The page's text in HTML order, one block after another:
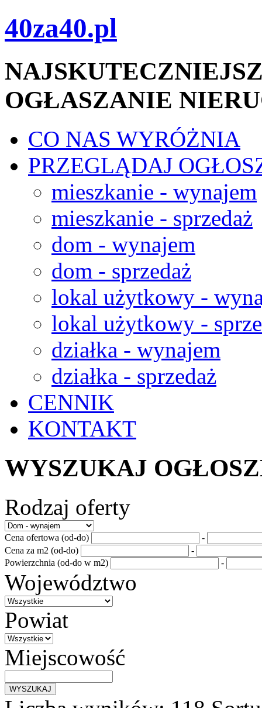
40za40.pl
OGŁASZANIE
CO NAS WYRÓŻNIA
PRZEGLĄDAJ
mieszkanie - wynajem
mieszkanie - sprzedaż
dom - wynajem
dom - sprzedaż
lokal użytkowy -
lokal użytkowy -
działka - wynajem
działka - sprzedaż
CENNIK
KONTAKT
WYSZUKAJ
Rodzaj oferty
Cena ofertowa (od-do)
-
Cena za m2 (od-do)
-
Powierzchnia (od-do w m2)
-
Województwo
Powiat
Miejscowość